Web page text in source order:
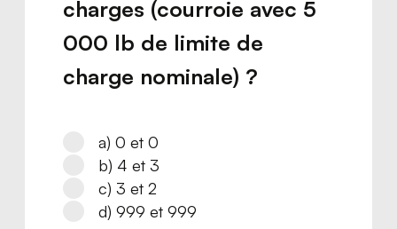
charges (courroie avec 5
000 lb de limite de
charge nominale) ?
a) 0 et 0
b) 4 et 3
c) 3 et 2
d) 999 et 999